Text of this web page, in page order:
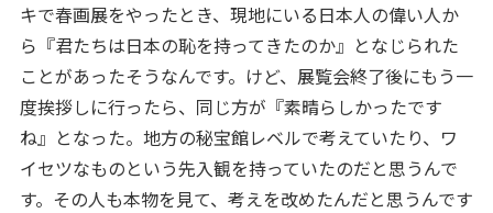
キで春画展をやったとき、現地にいる日本人の偉い人か
ら『君たちは日本の恥を持ってきたのか』となじられた
ことがあったそうなんです。けど、展覧会終了後にもう一
度挨拶しに行ったら、同じ方が『素晴らしかったです
ね』となった。地方の秘宝館レベルで考えていたり、ワ
イセツなものという先入観を持っていたのだと思うんで
す。その人も本物を見て、考えを改めたんだと思うんです